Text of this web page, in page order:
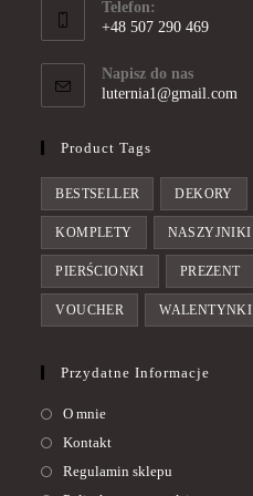
Telefon:
+48 507 290 469
in
your
Napisz do nas
luternia1@gmail.com
Product Tags
BESTSELLER DEKORY
KOMPLETY NASZYJNIKI
PIERŚCIONKI PREZENT
VOUCHER WALENTYNKI
Przydatne Informacje
O mnie
Kontakt
Regulamin sklepu